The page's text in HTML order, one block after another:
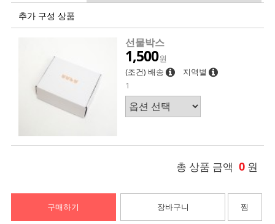
추가 구성 상품
선물박스
1,500원
(조건) 배송
지역별
1
총 상품 금액 0 원
구매하기 장바구니 찜